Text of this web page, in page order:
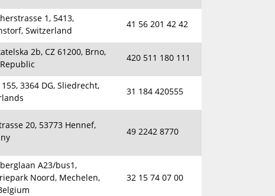
1, 5413,
Switzerland
41 56 201 42 42
2b, CZ 61200, Brno,
420 511 180 111
3364 DG, Sliedrecht,
31 184 420555
20, 53773 Hennef,
49 2242 8770
A23/bus1,
Noord, Mechelen,
32 15 74 07 00